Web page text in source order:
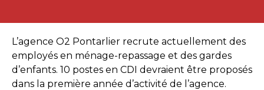
L’agence O2 Pontarlier recrute actuellement des
employés en ménage-repassage et des gardes
d’enfants. 10 postes en CDI devraient être proposés
dans la première année d’activité de l’agence.